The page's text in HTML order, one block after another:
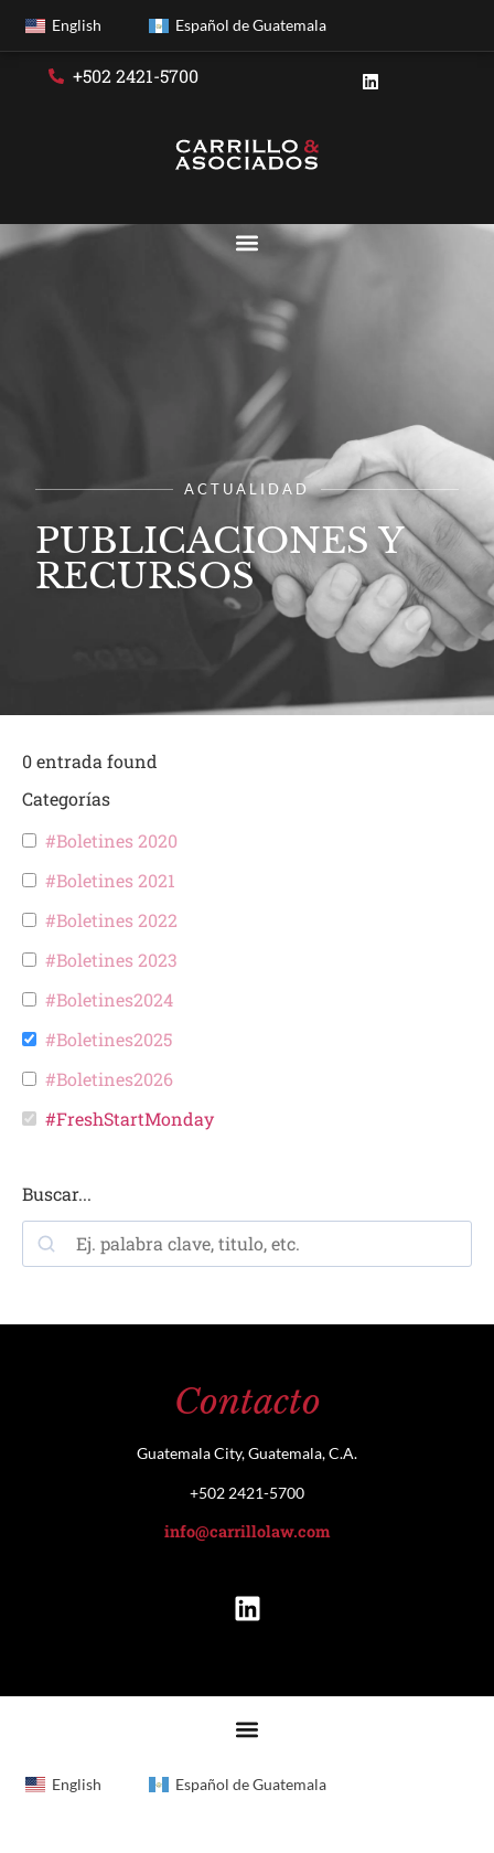
English Español de Guatemala
+502 2421-5700
ACTUALIDAD
PUBLICACIONES Y
RECURSOS
0entrada found
Categorías
#Boletines 2020
#Boletines 2021
#Boletines 2022
#Boletines 2023
#Boletines2024
#Boletines2025
#Boletines2026
#FreshStartMonday
Buscar...
Contacto
Guatemala City, Guatemala, C.A.
+502 2421-5700
info@carrillolaw.com
English Español de Guatemala